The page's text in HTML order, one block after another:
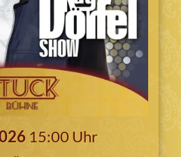
15:00 Uhr